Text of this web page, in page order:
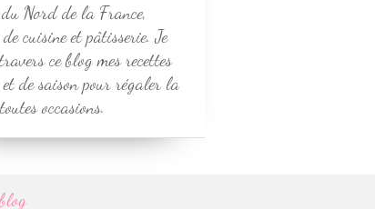
du Nord de la France,
de cuisine et pâtisserie. Je
ce blog mes recettes
et de saison pour régaler la
occasions.